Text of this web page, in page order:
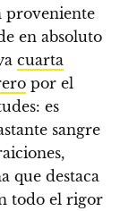
proveniente
en absoluto
cuarta
por el
es
sangre
que destaca
todo el rigor